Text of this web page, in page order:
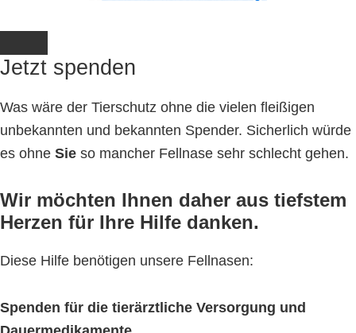
Jetzt spenden
Was wäre der Tierschutz ohne die vielen fleißigen
unbekannten und bekannten Spender. Sicherlich würde
es ohne Sie so mancher Fellnase sehr schlecht gehen.
Wir möchten Ihnen daher aus tiefstem
Herzen für Ihre Hilfe danken.
Diese Hilfe benötigen unsere Fellnasen:
Spenden für die tierärztliche Versorgung und